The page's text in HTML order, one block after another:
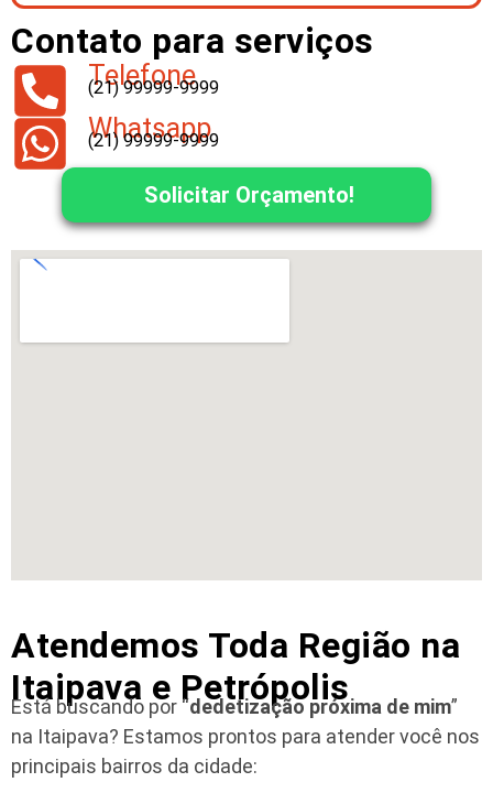
Contato para serviços
Telefone
(21) 99999-9999
Whatsapp
(21) 99999-9999
Solicitar Orçamento!
Atendemos Toda Região na
Itaipava e Petrópolis
Está buscando por “dedetização próxima de mim”
na Itaipava? Estamos prontos para atender você nos
principais bairros da cidade: